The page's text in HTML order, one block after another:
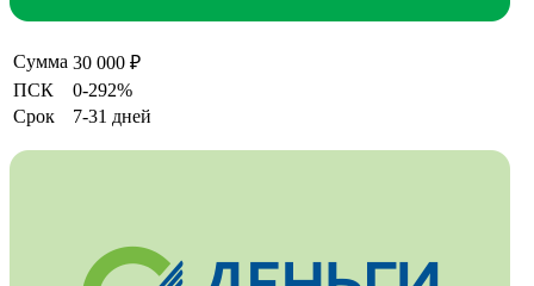
Сумма 30 000 ₽
ПСК
0-292%
Срок
7-31 дней